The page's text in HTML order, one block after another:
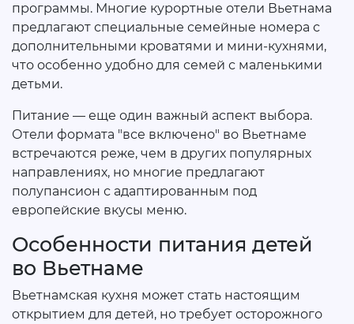
программы. Многие курортные отели Вьетнама
предлагают специальные семейные номера с
дополнительными кроватями и мини-кухнями,
что особенно удобно для семей с маленькими
детьми.
Питание — еще один важный аспект выбора.
Отели формата "все включено" во Вьетнаме
встречаются реже, чем в других популярных
направлениях, но многие предлагают
полупансион с адаптированным под
европейские вкусы меню.
Особенности питания детей
во Вьетнаме
Вьетнамская кухня может стать настоящим
открытием для детей, но требует осторожного